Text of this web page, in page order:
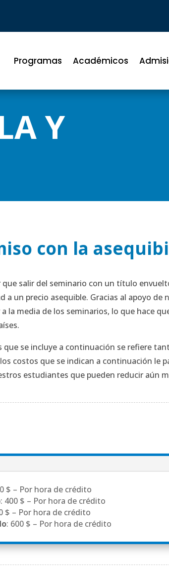
Programas Académicos
Y
con la
salir del seminario con un título
a un precio asequible. Gracias al apoyo
la media de los seminarios, lo que hace
se incluye a continuación se refiere
costos que se indican a continuación le
estudiantes que pueden reducir aún
$ – Por hora de crédito
: 400 $ – Por hora de crédito
$ – Por hora de crédito
: 600 $ – Por hora de crédito